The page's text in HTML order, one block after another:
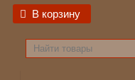
В корзину